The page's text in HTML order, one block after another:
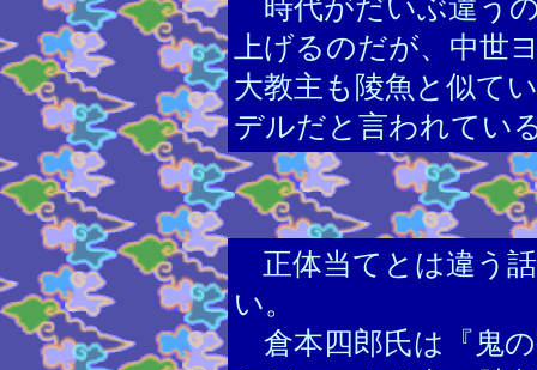
時代がだいぶ違う
上げるのだが、中世
大教主も陵魚と似て
デルだと言われてい
正体当てとは違う
い。
倉本四郎氏は『鬼